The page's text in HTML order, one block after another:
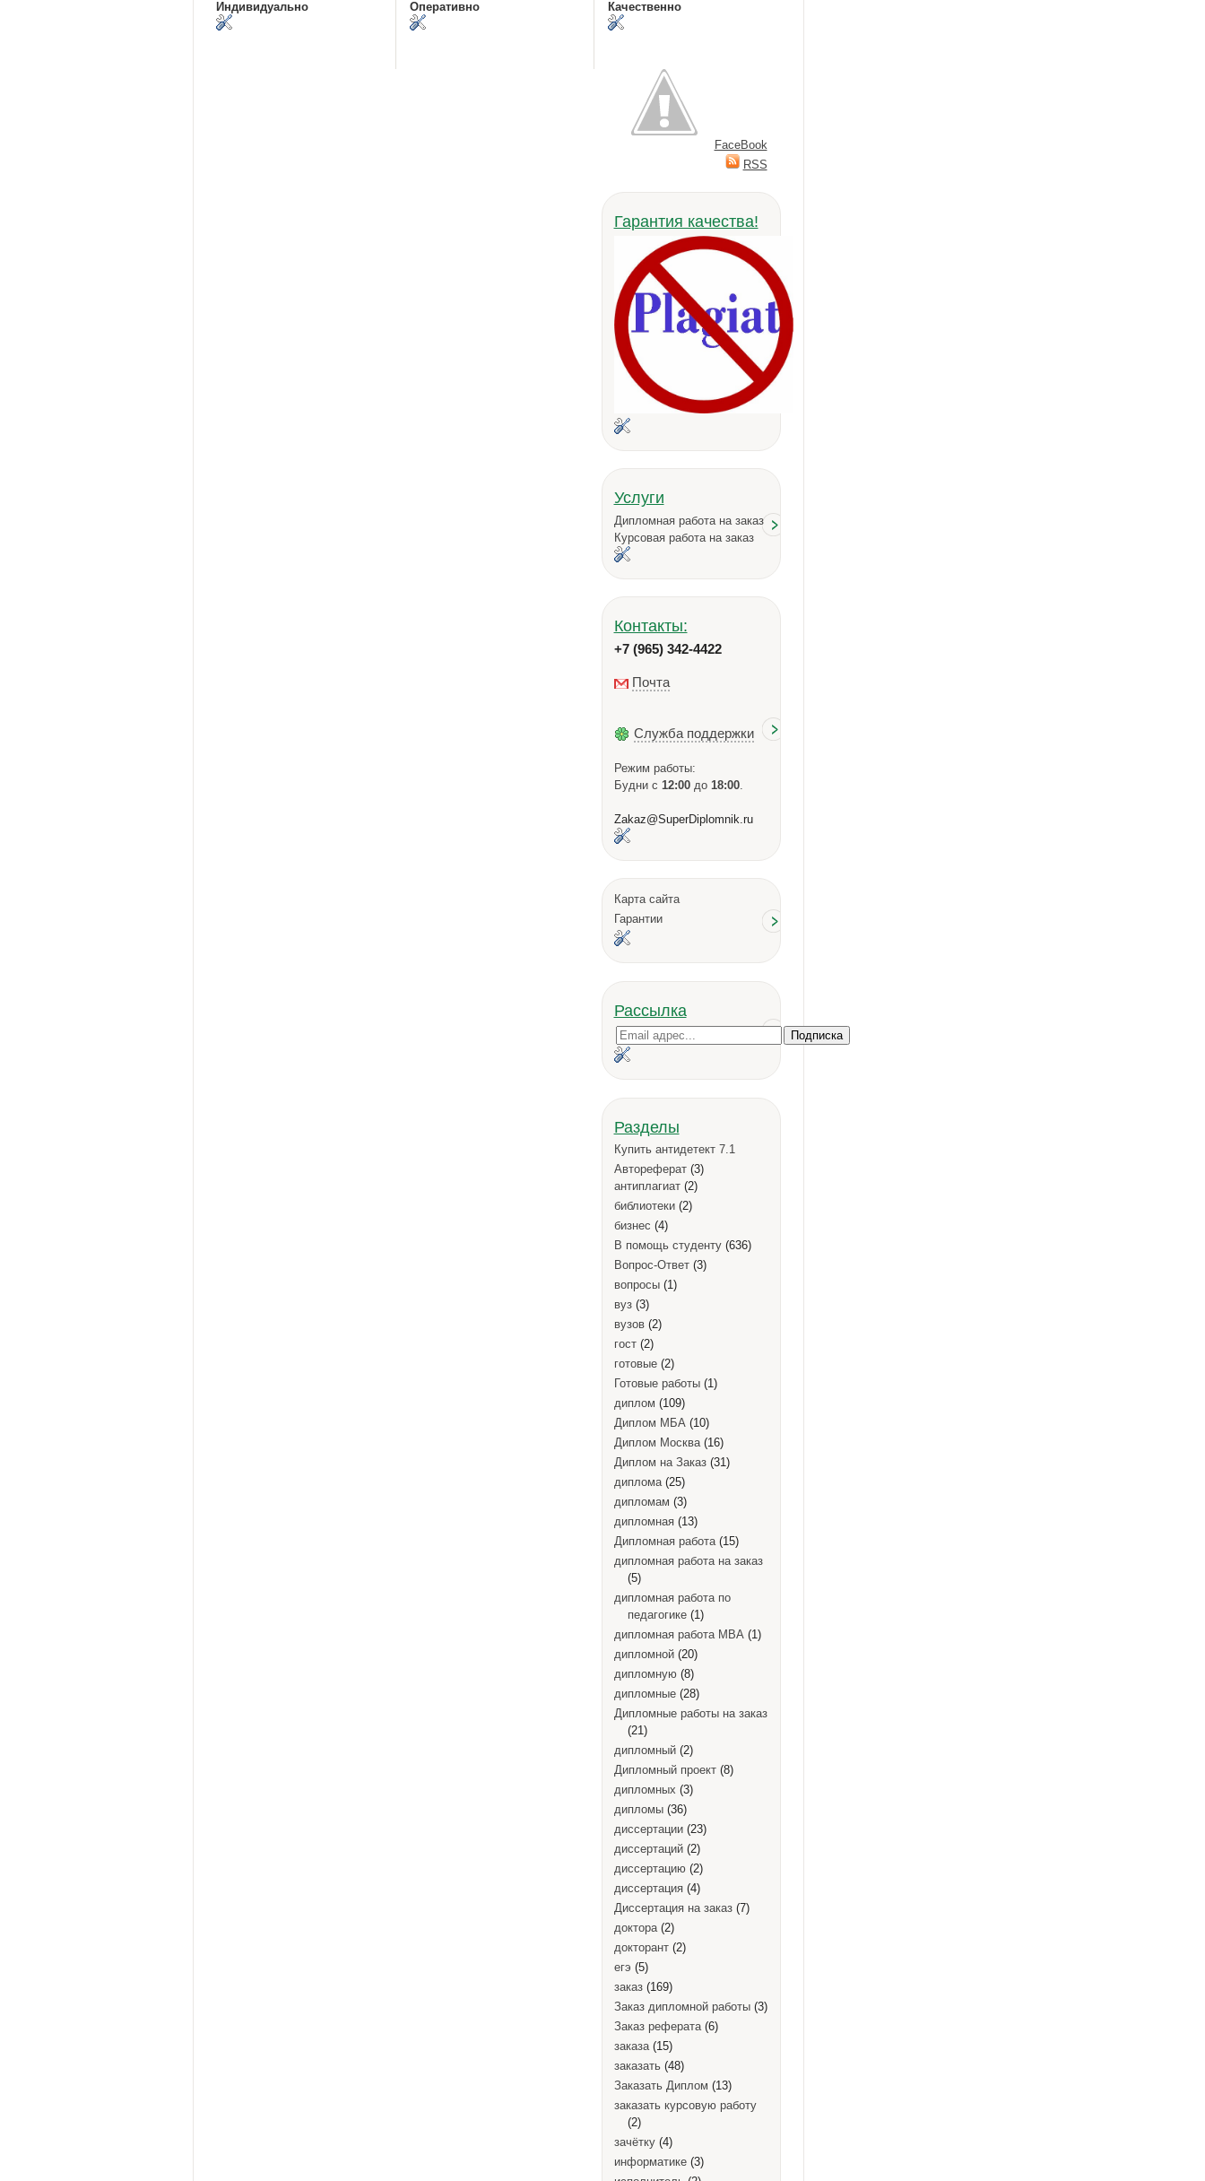
Индивидуально Оперативно Качественно
FaceBook
RSS
Гарантия качества!
Услуги
Дипломная работа на заказ
Курсовая работа на заказ
Контакты:
+7 (965) 342-4422
Почта
Служба поддержки
Режим работы:
Будни с 12:00до 18:00.
Zakaz@SuperDiplomnik.ru
Карта сайта
Гарантии
Рассылка
Разделы
Купить антидетект 7.1
Автореферат (3)
антиплагиат (2)
библиотеки (2)
бизнес (4)
В помощь студенту (636)
Вопрос-Ответ (3)
вопросы (1)
вуз (3)
вузов (2)
гост (2)
готовые (2)
Готовые работы (1)
диплом (109)
Диплом МБА (10)
Диплом Москва (16)
Диплом на Заказ (31)
диплома (25)
дипломам (3)
дипломная (13)
Дипломная работа (15)
дипломная работа на заказ
(5)
дипломная работа по
педагогике (1)
дипломная работа MBA (1)
дипломной (20)
дипломную (8)
дипломные (28)
Дипломные работы на заказ
(21)
дипломный (2)
Дипломный проект (8)
дипломных (3)
дипломы (36)
диссертации (23)
диссертаций (2)
диссертацию (2)
диссертация (4)
Диссертация на заказ (7)
доктора (2)
докторант (2)
егэ (5)
заказ (169)
Заказ дипломной работы (3)
Заказ реферата (6)
заказа (15)
заказать (48)
Заказать Диплом (13)
заказать курсовую работу
(2)
зачётку (4)
информатике (3)